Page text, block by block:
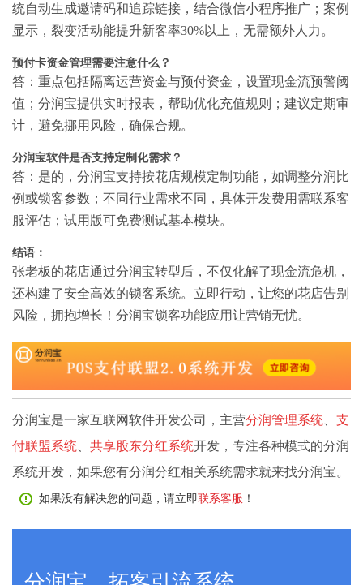
统自动生成邀请码和追踪链接，结合微信小程序推广；案例
显示，裂变活动能提升新客率30%以上，无需额外人力。
预付卡资金管理需要注意什么？
答：重点包括隔离运营资金与预付资金，设置现金流预警阈
值；分润宝提供实时报表，帮助优化充值规则；建议定期审
计，避免挪用风险，确保合规。
分润宝软件是否支持定制化需求？
答：是的，分润宝支持按花店规模定制功能，如调整分润比
例或锁客参数；不同行业需求不同，具体开发费用需联系客
服评估；试用版可免费测试基本模块。
结语：
张老板的花店通过分润宝转型后，不仅化解了现金流危机，
还构建了安全高效的锁客系统。立即行动，让您的花店告别
风险，拥抱增长！分润宝锁客功能应用让营销无忧。
分润宝是一家互联网软件开发公司，主营分润管理系统
支
付联盟系统
共享股东分红系统开发，专注各种模式的分润
系统开发，如果您有分润分红相关系统需求就来找分润宝。
如果没有解决您的问题，请立即联系客服 ！